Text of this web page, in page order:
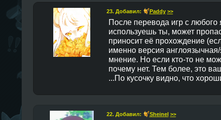
23. Добавил: Paddy >>
После перевода игр с любого
используешь ты, может
приносит её прохождение
именно версия
мнение. Но если кто-то не
почему нет. Тем более, это
...По кусочку видно, что
22. Добавил: Sheinel >>